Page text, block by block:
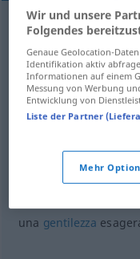
überbordend → siehe „
Beispiele
-e Preise
troppoalti
una gentilezza
Wir und unsere
Folgendes
Genaue Geolocation-
Identifikation aktiv
Informationen auf einem
Messung von Werbung
Entwicklung von
Liste der Partner
Mehr